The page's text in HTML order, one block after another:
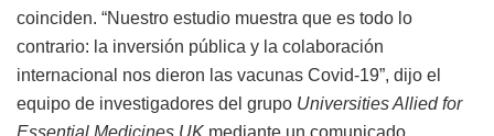
coinciden. “Nuestro estudio muestra que es todo lo
contrario: la inversión pública y la colaboración
internacional nos dieron las vacunas Covid-19”, dijo el
equipo de investigadores del grupo Universities Allied for
Essential Medicines UK mediante un comunicado.